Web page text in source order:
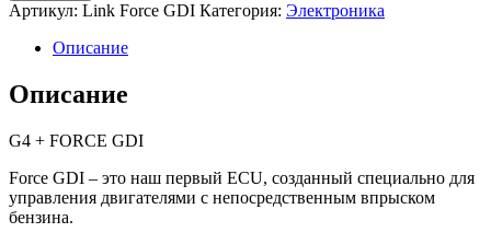
Артикул: Link Force GDI Категория: Электроника
Описание
Описание
G4 + FORCE GDI
Force GDI – это наш первый ECU, созданный специально для
управления двигателями с непосредственным впрыском
бензина.